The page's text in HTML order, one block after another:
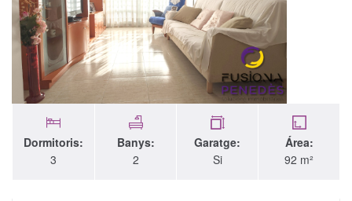
Dormitoris:
3
Banys:
2
Garatge:
Si
Área:
92 m²